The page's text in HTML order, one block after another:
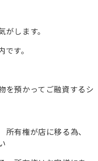
します。
す。
を預かってご融資するシ
有権が店に移る為、